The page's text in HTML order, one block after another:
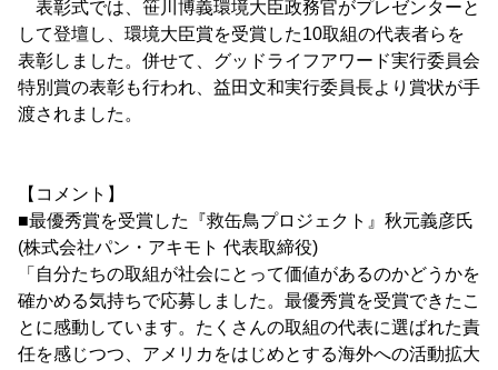
表彰式では、笹川博義環境大臣政務官がプレゼンターと
して登壇し、環境大臣賞を受賞した10取組の代表者らを
表彰しました。併せて、グッドライフアワード実行委員会
特別賞の表彰も行われ、益田文和実行委員長より賞状が手
渡されました。
【コメント】
■最優秀賞を受賞した『救缶鳥プロジェクト』秋元義彦氏
(株式会社パン・アキモト 代表取締役)
「自分たちの取組が社会にとって価値があるのかどうかを
確かめる気持ちで応募しました。最優秀賞を受賞できたこ
とに感動しています。たくさんの取組の代表に選ばれた責
任を感じつつ、アメリカをはじめとする海外への活動拡大